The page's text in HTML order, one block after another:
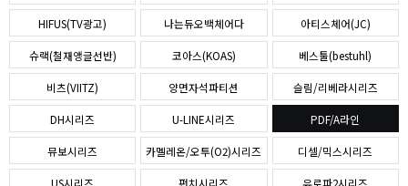
HIFUS(TV광고) 나는듀오백체어다 아티스체어(JC)
슈랙(철재앵글선반) 코아스(KOAS) 베스툴(bestuhl)
비츠(VIITZ) 양면자석파티션 슬림/리베라시리즈
DH시리즈 U-LINE시리즈 PDF/A라인
뮤보시리즈 카멜레온/오투(O2)시리즈 디셀/믹스시리즈
US시리즈 펀치시리즈 유로파2시리즈